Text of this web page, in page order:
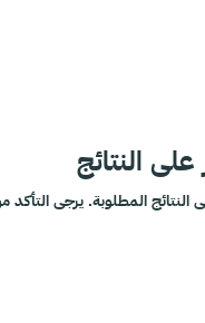
على النتائج
النتائج المطلوبة. يرجى